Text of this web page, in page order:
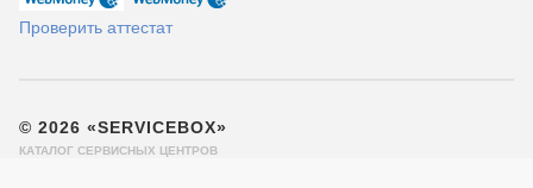
Проверить аттестат
© 2026 «SERVICEBOX»
КАТАЛОГ СЕРВИСНЫХ ЦЕНТРОВ